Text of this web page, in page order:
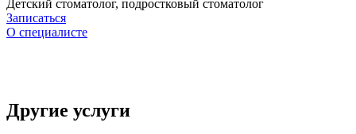
Детский стоматолог, подростковый стоматолог
Записаться
О специалисте
Другие услуги